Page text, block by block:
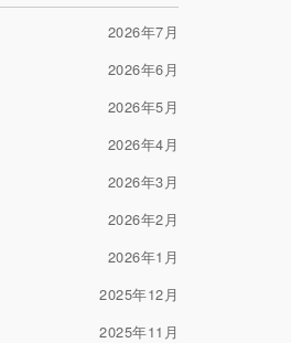
2026年7月
2026年6月
2026年5月
2026年4月
2026年3月
2026年2月
2026年1月
2025年12月
2025年11月